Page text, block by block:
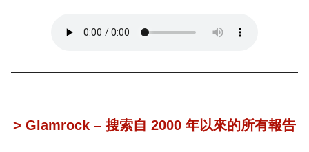
> Glamrock – 搜索自 2000 年以來的所有報告